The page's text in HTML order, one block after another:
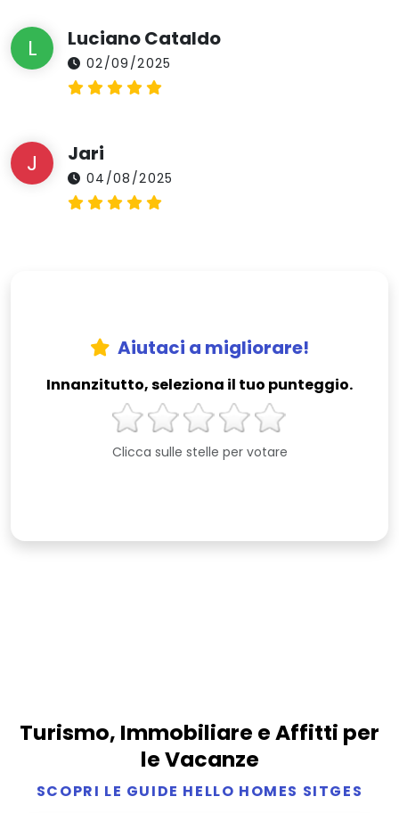
L Luciano Cataldo
02/09/2025
J Jari
04/08/2025
Aiutaci a migliorare!
Innanzitutto, seleziona il tuo punteggio.
Clicca sulle stelle per votare
Turismo, Immobiliare e Affitti per
le Vacanze
SCOPRI LE GUIDE HELLO HOMES SITGES